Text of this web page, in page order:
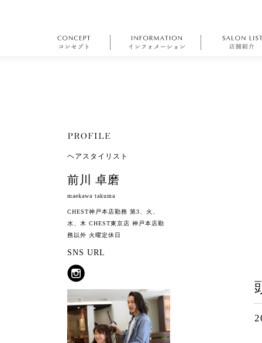
ヘアスタイリスト
前川 卓磨
maekawa takuma
CHEST神戸本店勤務 第3、火、
水、木 CHEST東京店 神戸本店勤
務以外 火曜定休日
SNS URL